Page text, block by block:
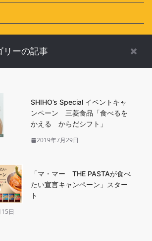
ご当地冷凍食品☆全国制覇への道
菜日和
介(4)
リーの記事
SHIHO’s Special イベントキャ
ンペーン 三菱食品「食べるを
かえる からだシフト」
2019年7月29日
「マ・マー THE PASTAが食べ
たい宣言キャンペーン」スター
ト
日